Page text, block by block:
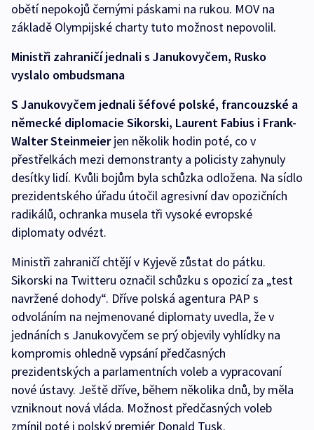
obětí nepokojů černými páskami na rukou. MOV na
základě Olympijské charty tuto možnost nepovolil.
Ministři zahraničí jednali s Janukovyčem, Rusko
vyslalo ombudsmana
S Janukovyčem jednali šéfové polské, francouzské a
německé diplomacie Sikorski, Laurent Fabius i Frank-
Walter Steinmeierjen několik hodin poté, co v
přestřelkách mezi demonstranty a policisty zahynuly
desítky lidí. Kvůli bojům byla schůzka odložena. Na sídlo
prezidentského úřadu útočil agresivní dav opozičních
radikálů, ochranka musela tři vysoké evropské
diplomaty odvézt.
Ministři zahraničí chtějí v Kyjevě zůstat do pátku.
Sikorski na Twitteru označil schůzku s opozicí za „test
navržené dohody“. Dříve polská agentura PAP s
odvoláním na nejmenované diplomaty uvedla, že v
jednáních s Janukovyčem se prý objevily vyhlídky na
kompromis ohledně vypsání předčasných
prezidentských a parlamentních voleb a vypracovaní
nové ústavy. Ještě dříve, během několika dnů, by měla
vzniknout nová vláda. Možnost předčasných voleb
zmínil poté i polský premiér Donald Tusk.